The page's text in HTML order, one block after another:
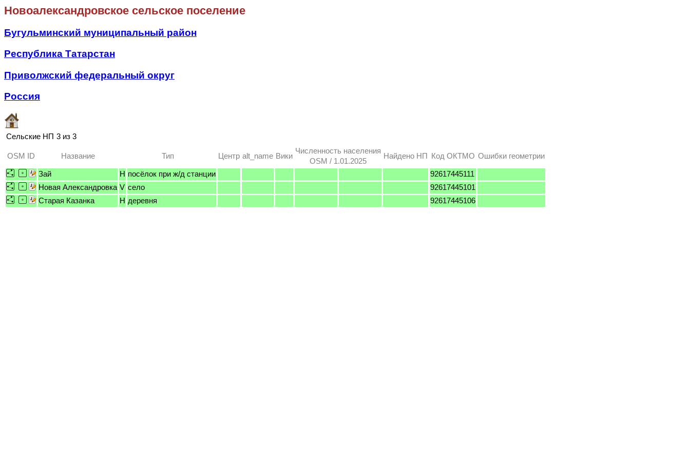
Новоалександровское сельское поселение
Бугульминский муниципальный район
Республика Татарстан
Приволжский федеральный округ
Россия
Сельские НП 3 из 3
OSM ID Название Тип Центр alt_name Вики
Численность населения
OSM / 1.01.2025
Найдено НП Код ОКТМО Ошибки геометрии
Зай H посёлок при ж/д станции
92617445111
Новая Александровка V село
92617445101
Старая Казанка
H деревня 92617445106